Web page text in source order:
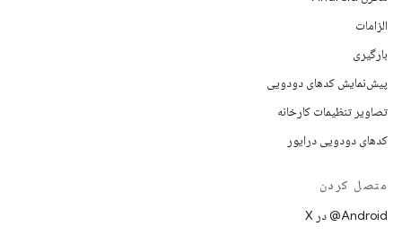
الزامات
بارگیری
پیش‌نمایش کدهای دودویی
تصاویر تنظیمات کارخانه
کدهای دودویی درایور
متصل کردن
‫‎@Android در X